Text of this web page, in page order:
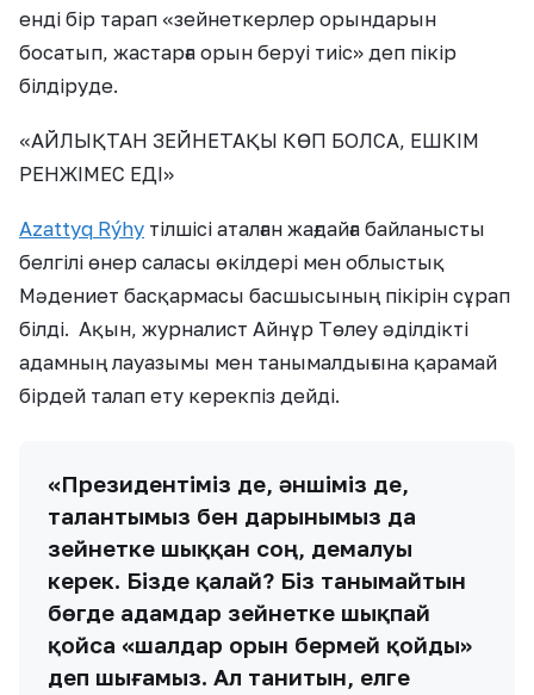
енді бір тарап «зейнеткерлер орындарын
босатып, жастарға орын беруі тиіс» деп пікір
білдіруде.
«АЙЛЫҚТАН ЗЕЙНЕТАҚЫ КӨП БОЛСА, ЕШКІМ
РЕНЖІМЕС ЕДІ»
Azattyq Rýhy тілшісі аталған жағдайға байланысты
белгілі өнер саласы өкілдері мен облыстық
Мәдениет басқармасы басшысының пікірін сұрап
білді. Ақын, журналист Айнұр Төлеу әділдікті
адамның лауазымы мен танымалдығына қарамай
бірдей талап ету керекпіз дейді.
«Президентіміз де, әншіміз де,
талантымыз бен дарынымыз да
зейнетке шыққан соң, демалуы
керек. Бізде қалай? Біз танымайтын
бөгде адамдар зейнетке шықпай
қойса «шалдар орын бермей қойды»
деп шығамыз. Ал танитын, елге